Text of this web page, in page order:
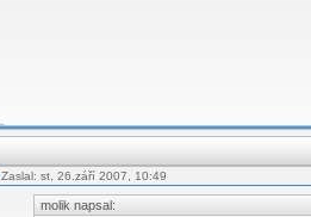
Zaslal: st, 26.září 2007, 10:49
molik napsal: